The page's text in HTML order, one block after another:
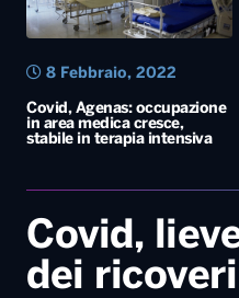
Covid, Agenas: occupazione
in area medica cresce,
stabile in terapia intensiva
8 Febbraio, 2022
Covid,
dei